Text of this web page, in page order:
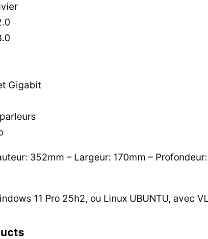
Gigabit
352mm – Largeur: 170mm –
11 Pro 25h2, ou Linux UBUNTU, avec